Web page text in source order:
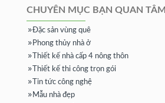
CHUYÊN MỤC BẠN QUAN TÂM
Đặc sản vùng quê
Phong thủy nhà ở
Thiết kế nhà cấp 4 nông thôn
Thiết kế thi công trọn gói
Tin tức công nghệ
Mẫu nhà đẹp